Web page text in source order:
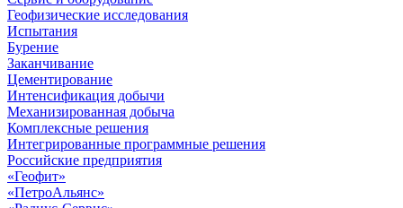
Геофизические исследования
Испытания
Бурение
Заканчивание
Цементирование
Интенсификация добычи
Механизированная добыча
Комплексные решения
Интегрированные программные решения
Российские предприятия
«Геофит»
«ПетроАльянс»